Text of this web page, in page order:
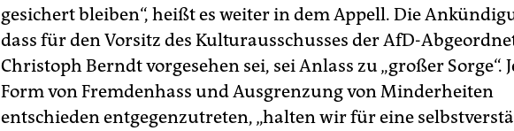
gesichert bleiben“, heißt es weiter in dem Appell. Die
dass für den Vorsitz des Kulturausschusses der AfD-
Christoph Berndt vorgesehen sei, sei Anlass zu „großer Sorge“.
Form von Fremdenhass und Ausgrenzung von Minderheiten
entschieden entgegenzutreten, „halten wir für eine